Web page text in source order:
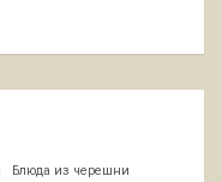
Блюда из черешни